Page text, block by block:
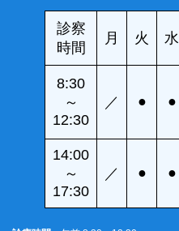
診察
時間
月 火 水
8:30
～
12:30
／ ● ●
14:00
～
17:30
／ ● ●